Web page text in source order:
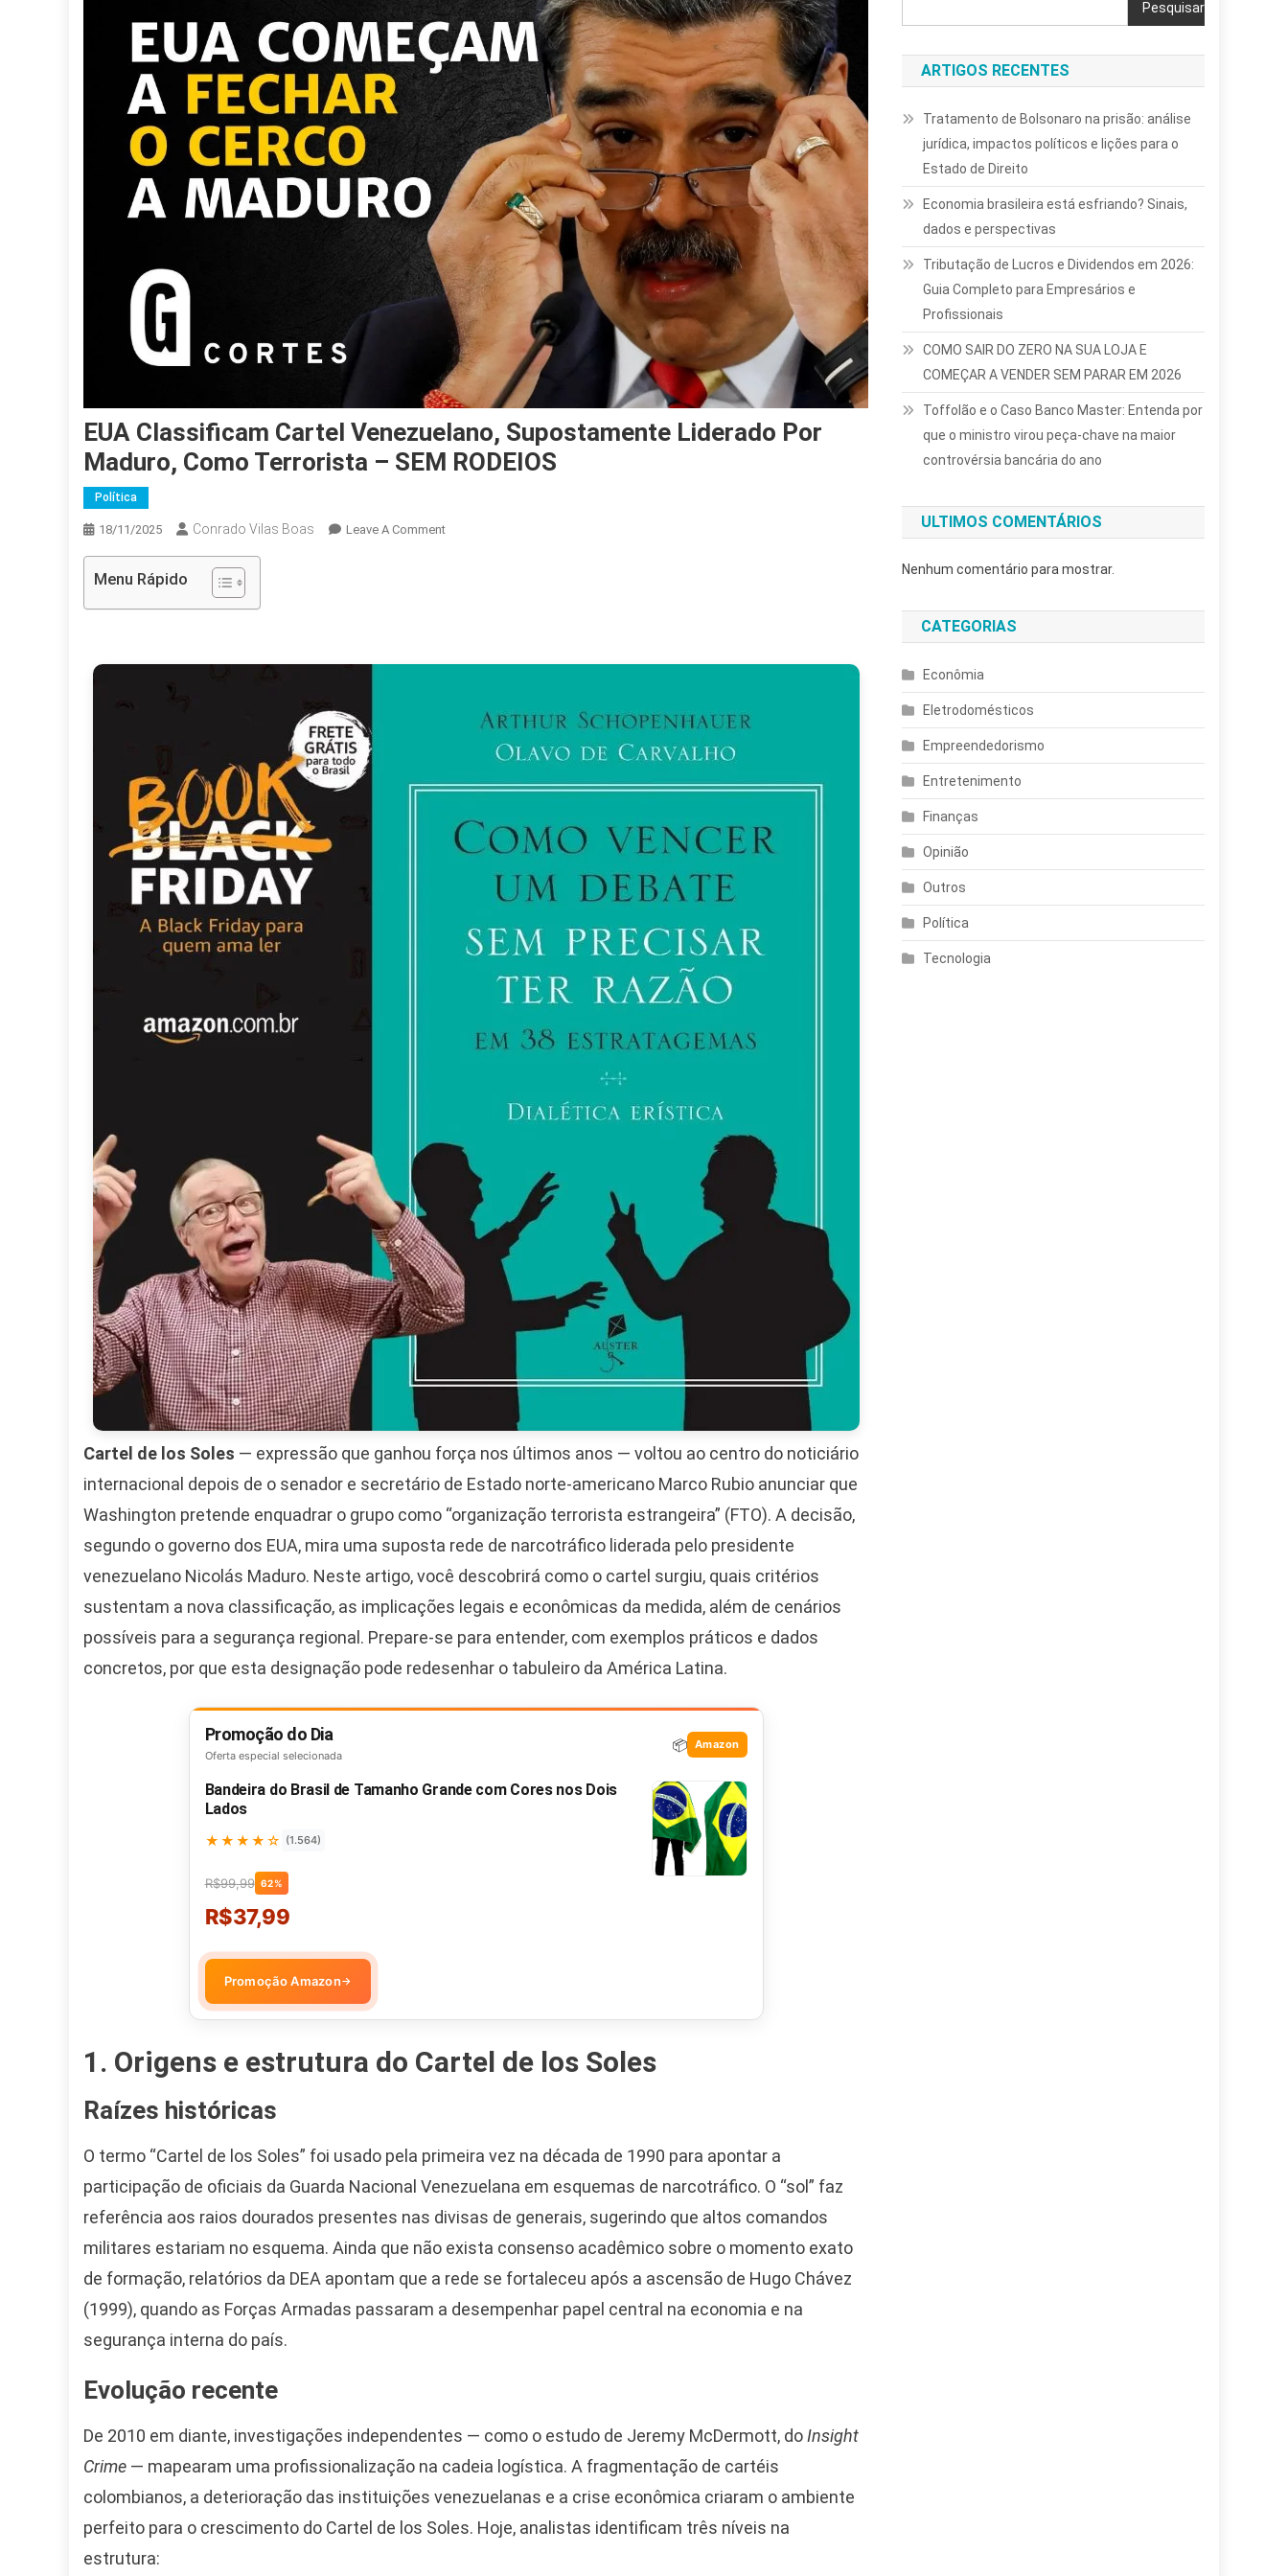
EUA Classificam Cartel Venezuelano, Supostamente Liderado Por
Maduro, Como Terrorista – SEM RODEIOS
Política
18/11/2025 Conrado Vilas Boas Leave A CommentOn
Liderado
Terrorista
SEM
Menu Rápido
Cartel de los Soles — expressão que ganhou força nos últimos anos — voltou ao centro do noticiário
internacional depois de o senador e secretário de Estado norte-americano Marco Rubio anunciar que
Washington pretende enquadrar o grupo como “organização terrorista estrangeira” (FTO). A decisão,
segundo o governo dos EUA, mira uma suposta rede de narcotráfico liderada pelo presidente
venezuelano Nicolás Maduro. Neste artigo, você descobrirá como o cartel surgiu, quais critérios
sustentam a nova classificação, as implicações legais e econômicas da medida, além de cenários
possíveis para a segurança regional. Prepare-se para entender, com exemplos práticos e dados
concretos, por que esta designação pode redesenhar o tabuleiro da América Latina.
Promoção do Dia
Oferta especial selecionada
📦 Amazon
Bandeira do Brasil de Tamanho Grande com Cores nos Dois
Lados
★★★★☆ (1.564)
R$99,99 62%
R$37,99
Promoção Amazon→
1. Origens e estrutura do Cartel de los Soles
Raízes históricas
O termo “Cartel de los Soles” foi usado pela primeira vez na década de 1990 para apontar a
participação de oficiais da Guarda Nacional Venezuelana em esquemas de narcotráfico. O “sol” faz
referência aos raios dourados presentes nas divisas de generais, sugerindo que altos comandos
militares estariam no esquema. Ainda que não exista consenso acadêmico sobre o momento exato
de formação, relatórios da DEA apontam que a rede se fortaleceu após a ascensão de Hugo Chávez
(1999), quando as Forças Armadas passaram a desempenhar papel central na economia e na
segurança interna do país.
Evolução recente
De 2010 em diante, investigações independentes — como o estudo de Jeremy McDermott, doInsight
Crime — mapearam uma profissionalização na cadeia logística. A fragmentação de cartéis
colombianos, a deterioração das instituições venezuelanas e a crise econômica criaram o ambiente
perfeito para o crescimento do Cartel de los Soles. Hoje, analistas identificam três níveis na
estrutura:
Pesquisar
ARTIGOS RECENTES
Tratamento de Bolsonaro na prisão: análise
jurídica, impactos políticos e lições para o
Estado de Direito
Economia brasileira está esfriando? Sinais,
dados e perspectivas
Tributação de Lucros e Dividendos em 2026:
Guia Completo para Empresários e
Profissionais
COMO SAIR DO ZERO NA SUA LOJA E
COMEÇAR A VENDER SEM PARAR EM 2026
Toffolão e o Caso Banco Master: Entenda por
que o ministro virou peça-chave na maior
controvérsia bancária do ano
ULTIMOS COMENTÁRIOS
Nenhum comentário para mostrar.
CATEGORIAS
Econômia
Eletrodomésticos
Empreendedorismo
Entretenimento
Finanças
Opinião
Outros
Política
Tecnologia